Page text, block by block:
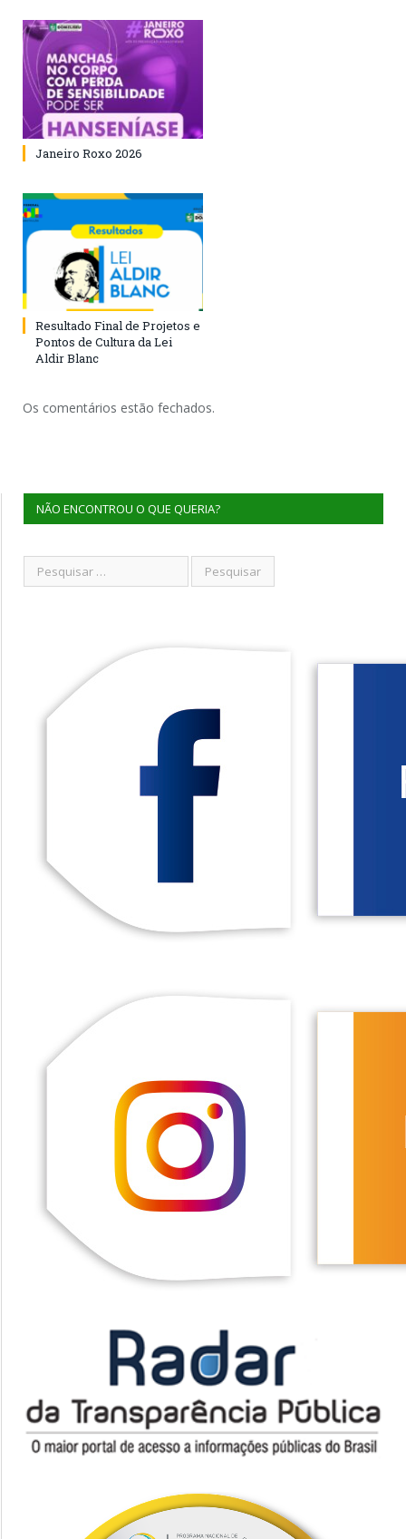
Janeiro Roxo 2026
Resultado Final de Projetos e
Pontos de Cultura da Lei
Aldir Blanc
Os comentários estão fechados.
NÃO ENCONTROU O QUE QUERIA?